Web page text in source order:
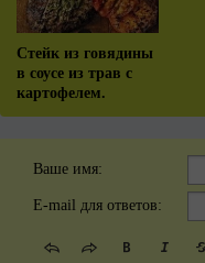
Стейк из говядины
в соусе из трав с
картофелем.
Ваше имя:
E-mail для ответов: